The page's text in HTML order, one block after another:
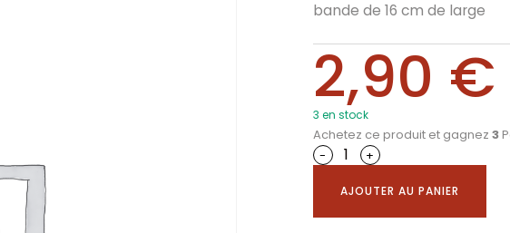
bande de 16 cm de large
2,90 €
3 en stock
Achetez ce produit et gagnez 3
-
+
AJOUTER AU PANIER